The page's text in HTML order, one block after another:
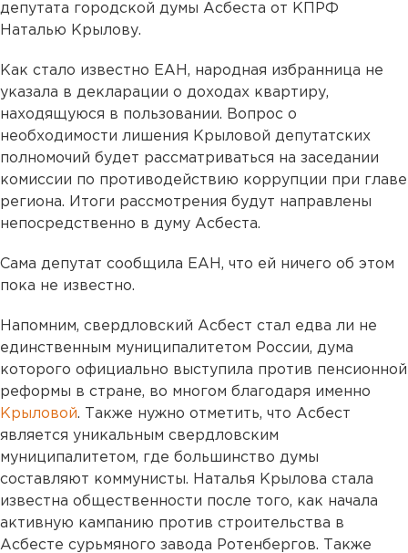
депутата городской думы Асбеста от КПРФ
Наталью Крылову.
Как стало известно ЕАН, народная избранница не
указала в декларации о доходах квартиру,
находящуюся в пользовании. Вопрос о
необходимости лишения Крыловой депутатских
полномочий будет рассматриваться на заседании
комиссии по противодействию коррупции при главе
региона. Итоги рассмотрения будут направлены
непосредственно в думу Асбеста.
Сама депутат сообщила ЕАН, что ей ничего об этом
пока не известно.
Напомним, свердловский Асбест стал едва ли не
единственным муниципалитетом России, дума
которого официально выступила против пенсионной
реформы в стране, во многом благодаря именно
Крыловой. Также нужно отметить, что Асбест
является уникальным свердловским
муниципалитетом, где большинство думы
составляют коммунисты. Наталья Крылова стала
известна общественности после того, как начала
активную кампанию против строительства в
Асбесте сурьмяного завода Ротенбергов. Также